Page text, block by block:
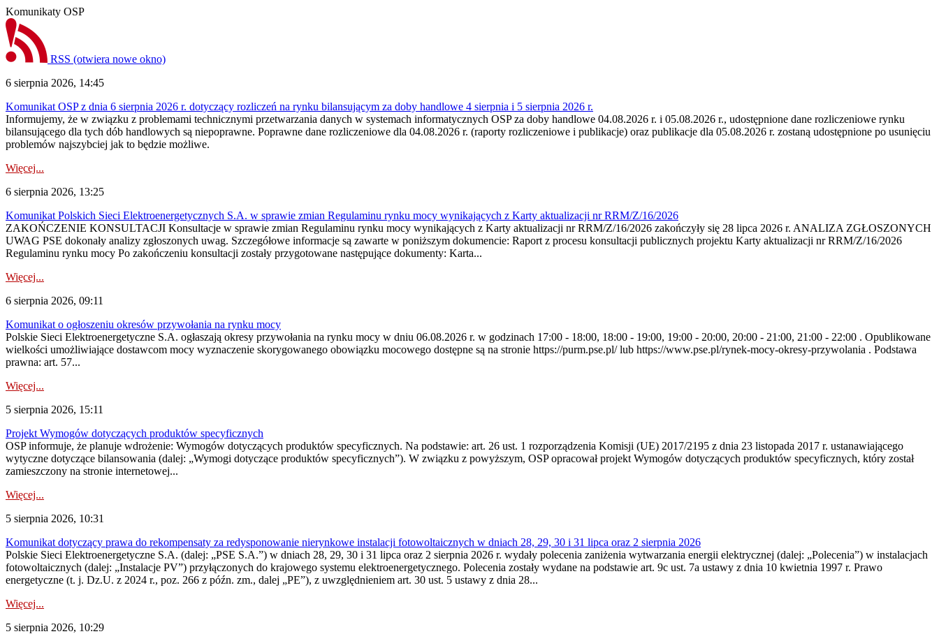
Komunikaty OSP
RSS (otwiera nowe okno)
6 sierpnia 2026, 14:45
Komunikat OSP z dnia 6 sierpnia 2026 r. dotyczący rozliczeń na rynku bilansującym za doby handlowe 4 sierpnia i 5 sierpnia 2026 r.
Informujemy, że w związku z problemami technicznymi przetwarzania danych w systemach informatycznych OSP za doby handlowe 04.08.2026 r. i 05.08.2026 r., udostępnione dane rozliczeniowe rynku
bilansującego dla tych dób handlowych są niepoprawne. Poprawne dane rozliczeniowe dla 04.08.2026 r. (raporty rozliczeniowe i publikacje) oraz publikacje dla 05.08.2026 r. zostaną udostępnione po usunięciu
problemów najszybciej jak to będzie możliwe.
Więcej...
6 sierpnia 2026, 13:25
Komunikat Polskich Sieci Elektroenergetycznych S.A. w sprawie zmian Regulaminu rynku mocy wynikających z Karty aktualizacji nr RRM/Z/16/2026
ZAKOŃCZENIE KONSULTACJI Konsultacje w sprawie zmian Regulaminu rynku mocy wynikających z Karty aktualizacji nr RRM/Z/16/2026 zakończyły się 28 lipca 2026 r. ANALIZA ZGŁOSZONYCH
UWAG PSE dokonały analizy zgłoszonych uwag. Szczegółowe informacje są zawarte w poniższym dokumencie: Raport z procesu konsultacji publicznych projektu Karty aktualizacji nr RRM/Z/16/2026
Regulaminu rynku mocy Po zakończeniu konsultacji zostały przygotowane następujące dokumenty: Karta...
Więcej...
6 sierpnia 2026, 09:11
Komunikat o ogłoszeniu okresów przywołania na rynku mocy
Polskie Sieci Elektroenergetyczne S.A. ogłaszają okresy przywołania na rynku mocy w dniu 06.08.2026 r. w godzinach 17:00 - 18:00, 18:00 - 19:00, 19:00 - 20:00, 20:00 - 21:00, 21:00 - 22:00 . Opublikowane
wielkości umożliwiające dostawcom mocy wyznaczenie skorygowanego obowiązku mocowego dostępne są na stronie https://purm.pse.pl/ lub https://www.pse.pl/rynek-mocy-okresy-przywolania . Podstawa
prawna: art. 57...
Więcej...
5 sierpnia 2026, 15:11
Projekt Wymogów dotyczących produktów specyficznych
OSP informuje, że planuje wdrożenie: Wymogów dotyczących produktów specyficznych. Na podstawie: art. 26 ust. 1 rozporządzenia Komisji (UE) 2017/2195 z dnia 23‍ listopada 2017 r. ustanawiającego
wytyczne dotyczące bilansowania (dalej: „Wymogi dotyczące produktów specyficznych”). W związku z powyższym, OSP opracował projekt Wymogów dotyczących produktów specyficznych, który został
zamieszczony na stronie internetowej...
Więcej...
5 sierpnia 2026, 10:31
Komunikat dotyczący prawa do rekompensaty za redysponowanie nierynkowe instalacji fotowoltaicznych w dniach 28, 29, 30 i 31 lipca oraz 2 sierpnia 2026
Polskie Sieci Elektroenergetyczne S.A. (dalej: „PSE S.A.”) w dniach 28, 29, 30 i 31 lipca oraz 2 sierpnia 2026 r. wydały polecenia zaniżenia wytwarzania energii elektrycznej (dalej: „Polecenia”) w instalacjach
fotowoltaicznych (dalej: „Instalacje PV”) przyłączonych do krajowego systemu elektroenergetycznego. Polecenia zostały wydane na podstawie art. 9c ust. 7a ustawy z dnia 10 kwietnia 1997 r. Prawo
energetyczne (t. j. Dz.U. z 2024 r., poz. 266 z późn. zm., dalej „PE”), z uwzględnieniem art. 30 ust. 5 ustawy z dnia 28...
Więcej...
5 sierpnia 2026, 10:29